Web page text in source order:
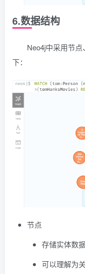
6.数据结构
Neo4j中采用节
下：
节点
存储实体数
可以理解为